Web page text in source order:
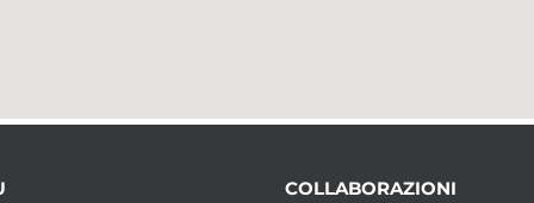
COLLABORAZIONI